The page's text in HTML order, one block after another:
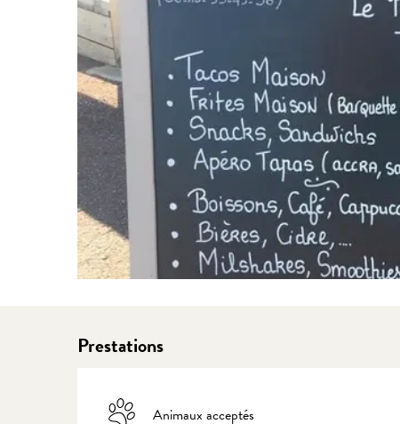
Prestations
Animaux acceptés